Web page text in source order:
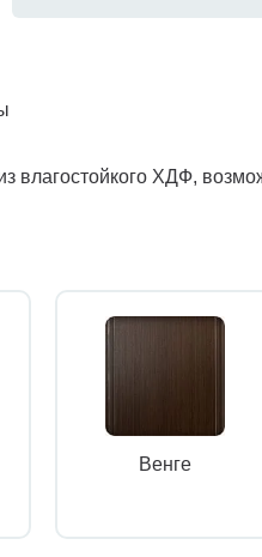
влагостойкого ХДФ,
Венге